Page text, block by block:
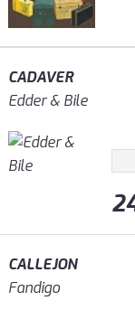
CADAVER
Edder & Bile
CALLEJON
Fandigo